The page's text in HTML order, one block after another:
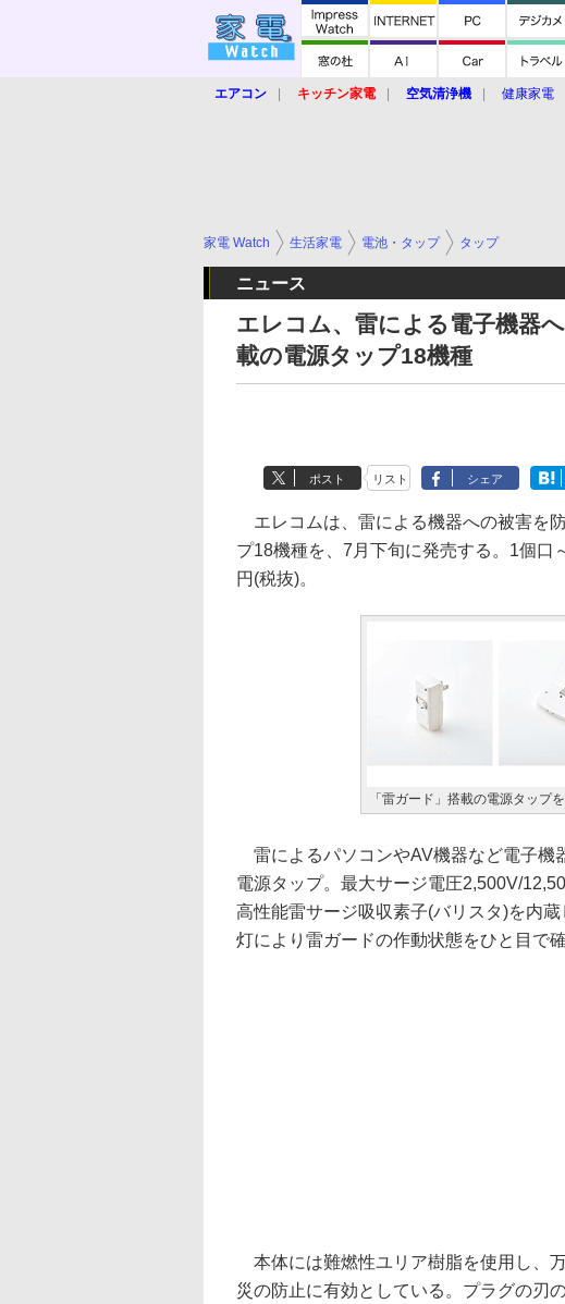
エアコン キッチン家電 空気清浄機 健康家電
家電 Watch 生活家電 電池・タップ タップ
ニュース
エレコム、雷による電子機器
載の電源タップ18機種
ポスト リスト シェア
エレコムは、雷による機器への被害を
プ18機種を、7月下旬に発売する。1個口
円(税抜)。
「雷ガード」搭載の電源タップ
雷によるパソコンやAV機器など電子機
電源タップ。最大サージ電圧2,500V/
高性能雷サージ吸収素子(バリスタ)を内
灯により雷ガードの作動状態をひと目で確
本体には難燃性ユリア樹脂を使用し、
災の防止に有効としている。プラグの刃